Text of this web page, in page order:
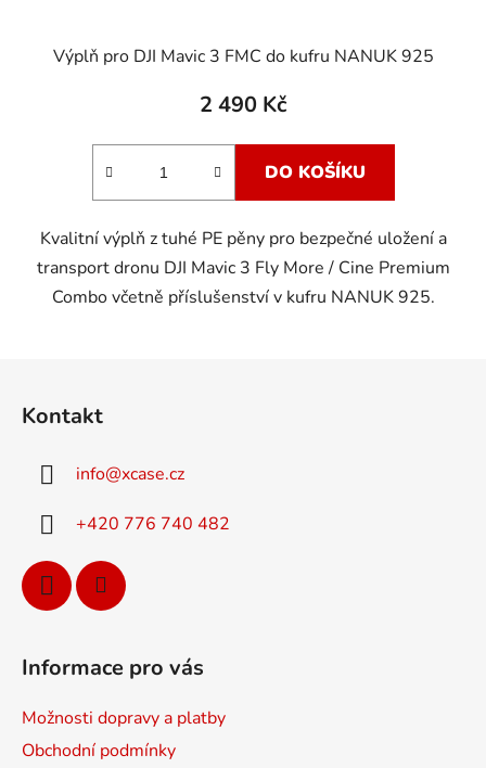
Výplň pro DJI Mavic 3 FMC do kufru NANUK 925
2 490 Kč
DO KOŠÍKU
Kvalitní výplň z tuhé PE pěny pro bezpečné uložení a
transport dronu DJI Mavic 3 Fly More / Cine Premium
Combo včetně příslušenství v kufru NANUK 925.
Kontakt
info@xcase.cz
+420 776 740 482
Informace pro vás
Možnosti dopravy a platby
Obchodní podmínky